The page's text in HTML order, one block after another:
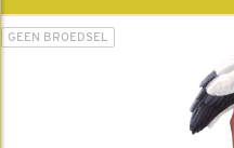
GEEN BROEDSEL